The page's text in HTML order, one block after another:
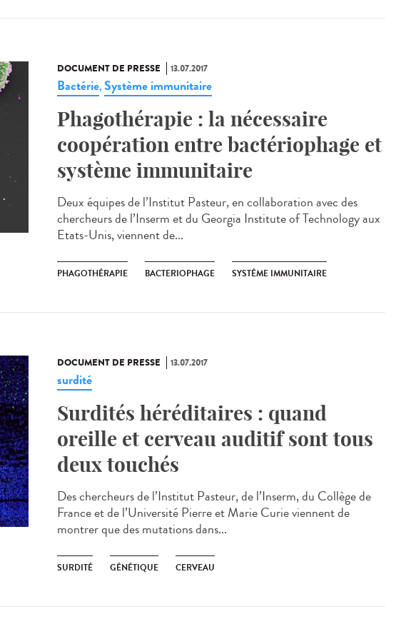
DOCUMENT DE PRESSE 13.07.2017
Bactérie,Système immunitaire
Phagothérapie : la nécessaire
coopération entre bactériophage et
système immunitaire
Deux équipes de l’Institut Pasteur, en collaboration avec des
chercheurs de l’Inserm et du Georgia Institute of Technology aux
Etats-Unis, viennent de...
PHAGOTHÉRAPIE BACTERIOPHAGE SYSTÈME IMMUNITAIRE
DOCUMENT DE PRESSE 13.07.2017
surdité
Surdités héréditaires : quand
oreille et cerveau auditif sont tous
deux touchés
Des chercheurs de l’Institut Pasteur, de l’Inserm, du Collège de
France et de l’Université Pierre et Marie Curie viennent de
montrer que des mutations dans...
SURDITÉ GÉNÉTIQUE CERVEAU